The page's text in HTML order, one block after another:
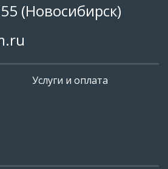
(Новосибирск)
Услуги и оплата